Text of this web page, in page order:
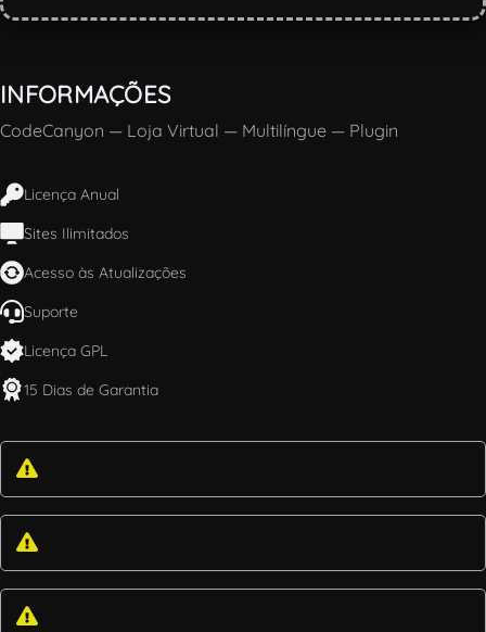
INFORMAÇÕES
CodeCanyon — Loja Virtual — Multilíngue — Plugin
Licença Anual
Sites Ilimitados
Acesso às Atualizações
Suporte
Licença GPL
15 Dias de Garantia